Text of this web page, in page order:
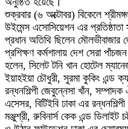
শুক্রবার (৬ অক্টোবর) বিকেলে
উইমেন্স এসোসিয়েশন এর
প্রধান অতিথি ছিলেন মৌলভীবাজার
প্রশিক্ষণ কর্মশালায় দেশ সেরা
হলেন, সিলেট টনি খান হোটেল
ইয়াহইয়া চৌধুরী, সুরমা কুকিং এন্ড
রন্ধনশিল্পী জেবুন্নেসা খাঁন, সম্পাদক
এসেসর, বিটিইবি ঢাকা এর
মঞ্জুশ্রী, রুবিনার্স কেক এন্ড ডিলাইট